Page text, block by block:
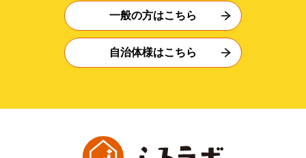
一般の方はこちら
自治体様はこちら